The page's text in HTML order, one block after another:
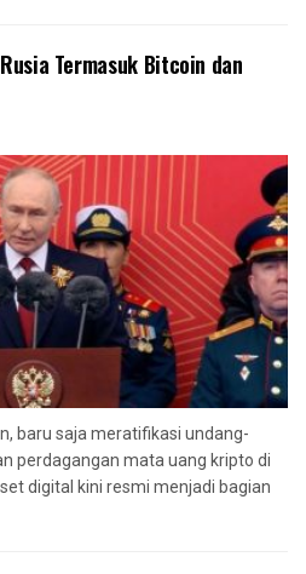
Termasuk Bitcoin dan
baru saja meratifikasi undang-
perdagangan mata uang kripto di
digital kini resmi menjadi bagian